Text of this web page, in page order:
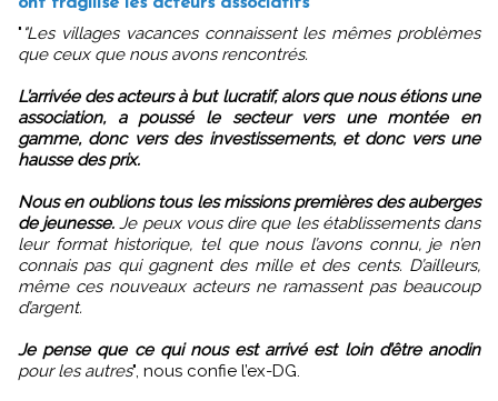
" "Les villages vacances connaissent les mêmes problèmes
que ceux que nous avons rencontrés.
L’arrivée des acteurs à but lucratif, alors que nous étions une
association, a poussé le secteur vers une montée en
gamme, donc vers des investissements, et donc vers une
hausse des prix.
Nous en oublions tous les missions premières des auberges
de jeunesse. Je peux vous dire que les établissements dans
leur format historique, tel que nous l’avons connu, je n’en
connais pas qui gagnent des mille et des cents. D’ailleurs,
même ces nouveaux acteurs ne ramassent pas beaucoup
d’argent.
Je pense que ce qui nous est arrivé est loin d’être anodin
pour les autres", nous confie l’ex-DG.